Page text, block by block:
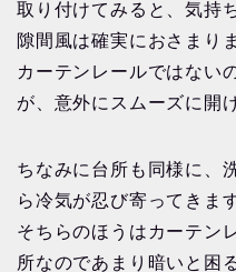
取り付けてみると、気持
隙間風は確実におさまり
カーテンレールではない
が、意外にスムーズに開
ちなみに台所も同様に、
ら冷気が忍び寄ってきます
そちらのほうはカーテン
所なのであまり暗いと困